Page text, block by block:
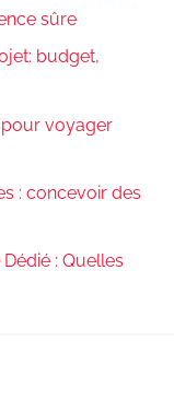
sûre
budget,
voyager
: concevoir des
: Quelles